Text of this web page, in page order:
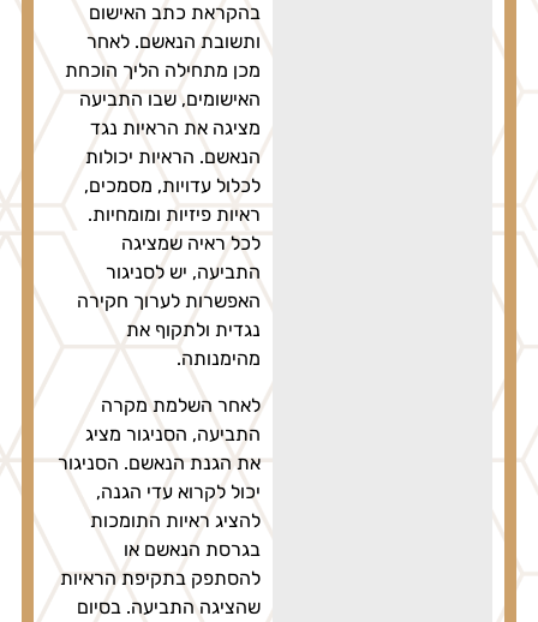
בהקראת כתב האישום
ותשובת הנאשם. לאחר
מכן מתחילה הליך הוכחת
האישומים, שבו התביעה
מציגה את הראיות נגד
הנאשם. הראיות יכולות
לכלול עדויות, מסמכים,
ראיות פיזיות ומומחיות.
לכל ראיה שמציגה
התביעה, יש לסניגור
האפשרות לערוך חקירה
נגדית ולתקוף את
מהימנותה.
לאחר השלמת מקרה
התביעה, הסניגור מציג
את הגנת הנאשם. הסניגור
יכול לקרוא עדי הגנה,
להציג ראיות התומכות
בגרסת הנאשם או
להסתפק בתקיפת הראיות
שהציגה התביעה. בסיום